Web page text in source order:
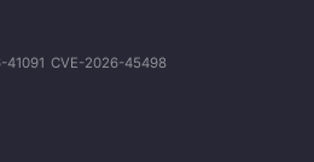
41091 CVE-2026-45498